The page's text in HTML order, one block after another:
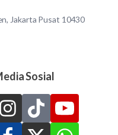
Jakarta Pusat 10430
Sosial